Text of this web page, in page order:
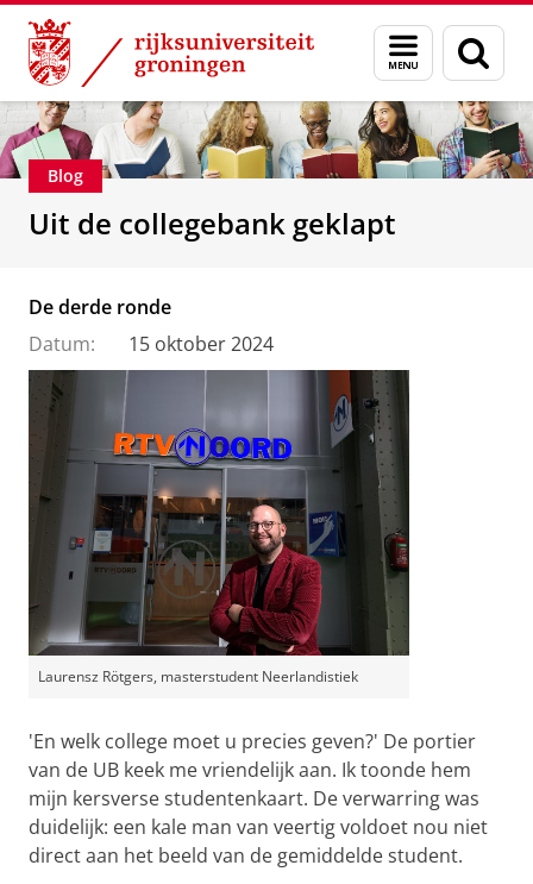
Skip
Content
Skip
Navigation
Menu
en
zoeken
Over ons Faculteit der Letteren
Blog
Uit de collegebank geklapt
De derde ronde
Datum:
15 oktober 2024
Laurensz Rötgers, masterstudent Neerlandistiek
'En welk college moet u precies geven?' De portier
van de UB keek me vriendelijk aan. Ik toonde hem
mijn kersverse studentenkaart. De verwarring was
duidelijk: een kale man van veertig voldoet nou niet
direct aan het beeld van de gemiddelde student.